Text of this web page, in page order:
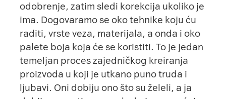
odobrenje, zatim sledi korekcija ukoliko je
ima. Dogovaramo se oko tehnike koju ću
raditi, vrste veza, materijala, a onda i oko
palete boja koja će se koristiti. To je jedan
temeljan proces zajedničkog kreiranja
proizvoda u koji je utkano puno truda i
ljubavi. Oni dobiju ono što su želeli, a ja